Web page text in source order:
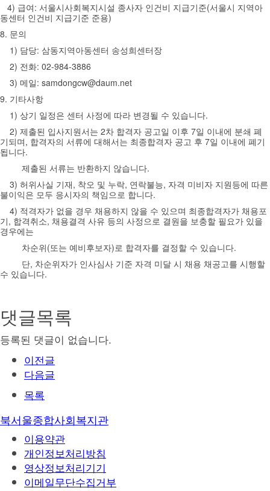
4) 급여: 서울시사회복지시설 종사자 인건비 지급기준(서울시 지역아
동센터 인건비 지급기준 준용)
8. 문의
1) 담당: 삼동지역아동센터 송성희센터장
2) 전화: 02-984-3886
3) 메일: samdongcw@daum.net
9. 기타사항
1) 상기 일정은 센터 사정에 따라 변경될 수 있습니다.
2) 제출된 입사지원서는 2차 합격자 공고일 이후 7일 이내에 분쇄 폐
기되며, 합격자의 서류에 대해서는 최종합격자 공고 후 7일 이내에 폐기
됩니다.
제출된 서류는 반환하지 않습니다.
3) 허위사실 기재, 착오 및 누락, 연락불능, 자격 미비자 지원등에 따른
불이익은 모두 응시자의 책임으로 합니다.
4) 적격자가 없을 경우 채용하지 않을 수 있으며 최종합격자가 채용포
기, 합격취소, 채용결격 사유 등의 사정으로 결원을 보충할 필요가 있을
경우에는
차순위(또는 예비후보자)로 합격자를 결정할 수 있습니다.
단, 차순위자가 인사심사 기준 자격 미달 시 채용 채공고를 시행할
수 있습니다.
댓글목록
등록된 댓글이 없습니다.
이전글
다음글
목록
북서울종합사회복지관
이용약관
개인정보처리방침
영상정보처리기기
이메일무단수집거부